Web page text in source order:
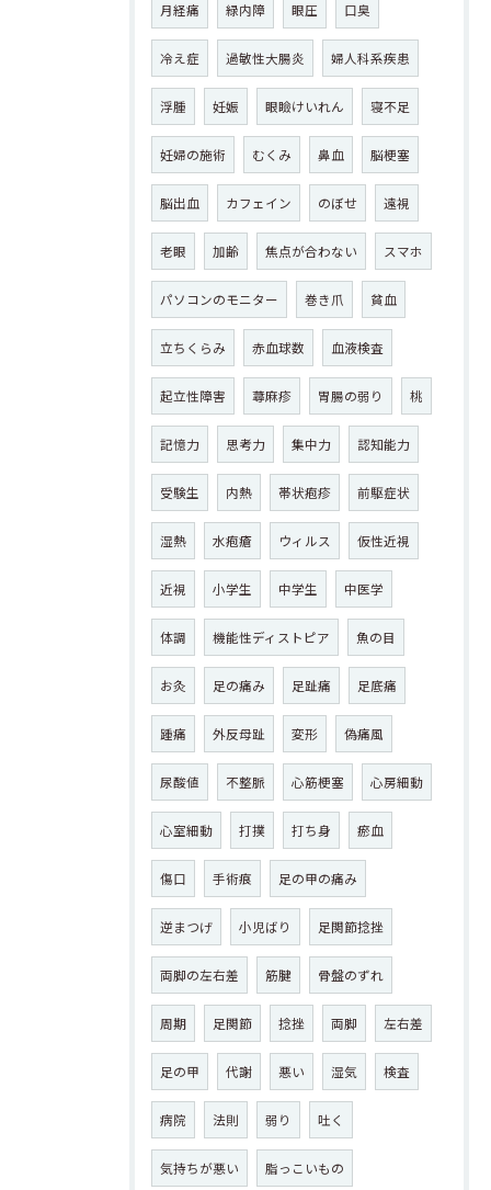
月経痛 緑内障 眼圧 口臭
冷え症 過敏性大腸炎 婦人科系疾患
浮腫 妊娠 眼瞼けいれん 寝不足
妊婦の施術 むくみ 鼻血 脳梗塞
脳出血 カフェイン のぼせ 遠視
老眼 加齢 焦点が合わない スマホ
パソコンのモニター 巻き爪 貧血
立ちくらみ 赤血球数 血液検査
起立性障害 蕁麻疹 胃腸の弱り 桃
記憶力 思考力 集中力 認知能力
受験生 内熱 帯状疱疹 前駆症状
湿熱 水疱瘡 ウィルス 仮性近視
近視 小学生 中学生 中医学
体調 機能性ディストピア 魚の目
お灸 足の痛み 足趾痛 足底痛
踵痛 外反母趾 変形 偽痛風
尿酸値 不整脈 心筋梗塞 心房細動
心室細動 打撲 打ち身 瘀血
傷口 手術痕 足の甲の痛み
逆まつげ 小児ばり 足関節捻挫
両脚の左右差 筋腱 骨盤のずれ
周期 足関節 捻挫 両脚 左右差
足の甲 代謝 悪い 湿気 検査
病院 法則 弱り 吐く
気持ちが悪い 脂っこいもの